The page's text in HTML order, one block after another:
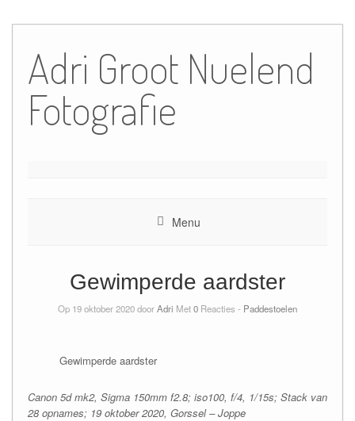
de
inhoud
Adri Groot Nuelend
Fotografie
Menu
Gewimperde aardster
Op 19 oktober 2020 doorAdri Met0 Reacties - Paddestoelen
Gewimperde aardster
Canon 5d mk2, Sigma 150mm f2.8; iso100, f/4, 1/15s; Stack van
28 opnames; 19 oktober 2020, Gorssel – Joppe